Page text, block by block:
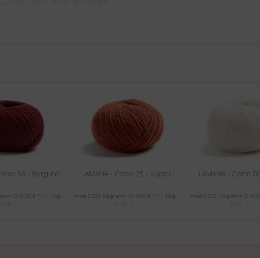
56 - Burgund
(318,00 € * / 1 Kilogramm)
LAMANA - Como 25 - Kupfer
Inhalt 0.025 Kilogramm(318,00 € * / 1 Kilogramm)
LAMANA - Como
Inhalt 0.025 Kilogramm (318,00